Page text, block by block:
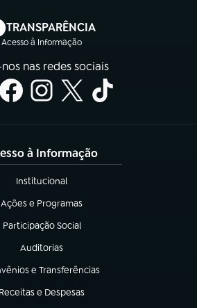
TRANSPARÊNCIA
Acesso à Informação
(abre em nova aba)
nas redes sociais
à Informação
Institucional
(abre em nova aba)
Ações e Programas
(abre em nova aba)
Participação Social
(abre em nova aba)
Auditorias
(abre em nova aba)
e Transferências
em nova aba)
Receitas e Despesas
(abre em nova aba)